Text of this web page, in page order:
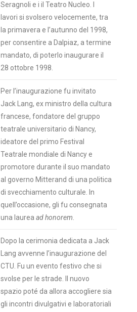
Seragnoli e i il Teatro Nucleo. I
lavori si svolsero velocemente, tra
la primavera e l’autunno del 1998,
per consentire a Dalpiaz, a termine
mandato, di poterlo inaugurare il
28 ottobre 1998.
Per l’inaugurazione fu invitato
Jack Lang, ex ministro della cultura
francese, fondatore del gruppo
teatrale universitario di Nancy,
ideatore del primo Festival
Teatrale mondiale di Nancy e
promotore durante il suo mandato
al governo Mitterand di una politica
di svecchiamento culturale. In
quell’occasione, gli fu consegnata
una laurea ad honorem
Dopo la cerimonia dedicata a Jack
Lang avvenne l’inaugurazione del
CTU. Fu un evento festivo che si
svolse per le strade. Il nuovo
spazio poté da allora accogliere sia
gli incontri divulgativi e laboratoriali